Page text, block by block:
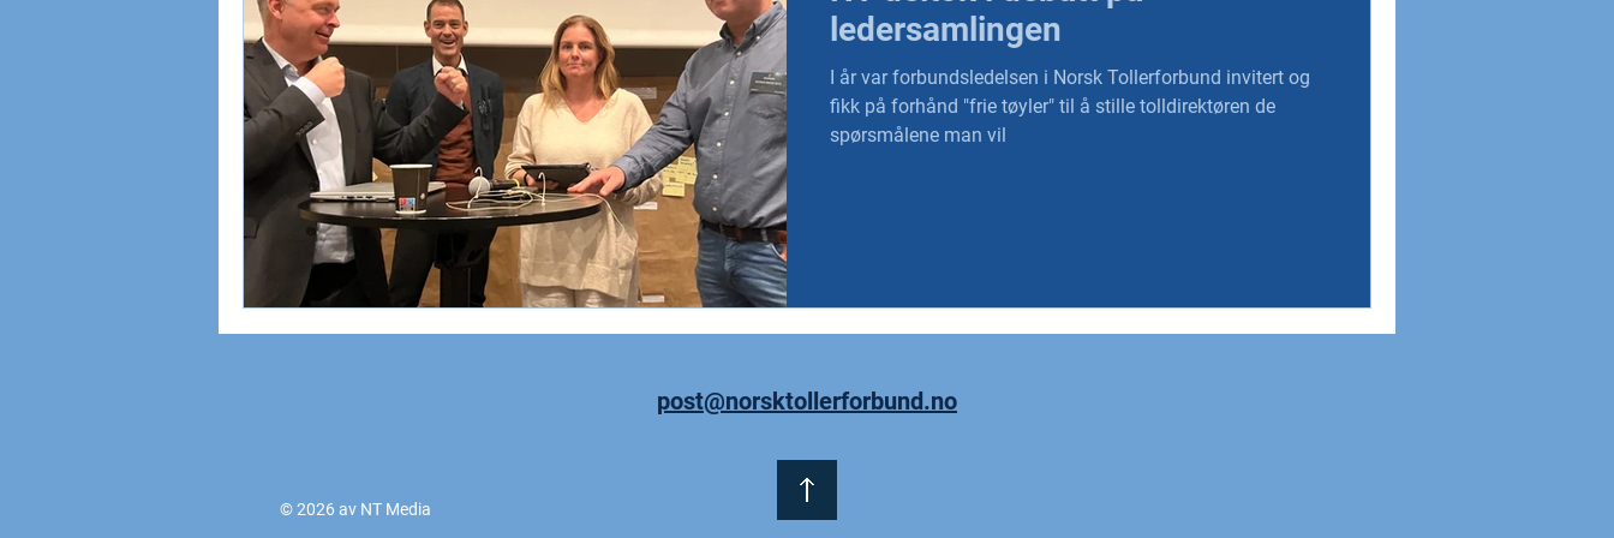
ledersamlingen
I år var forbundsledelsen i Norsk Tollerforbund invitert og
fikk på forhånd "frie tøyler" til å stille tolldirektøren de
spørsmålene man vil
post@norsktollerforbund.no
© 2026 av NT Media